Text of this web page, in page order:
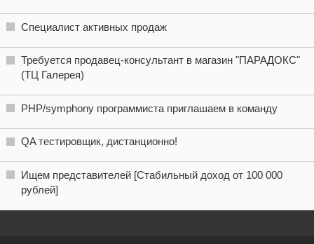
Специалист активных продаж
Требуется продавец-консультант в магазин "ПАРАДОКС"
(ТЦ Галерея)
PHP/symphony программиста приглашаем в команду
QA тестировщик, дистанционно!
Ищем представителей [Стабильный доход от 100 000
рублей]